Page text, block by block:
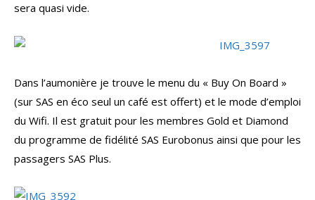
sera quasi vide.
Dans l’aumonière je trouve le menu du « Buy On Board »
(sur SAS en éco seul un café est offert) et le mode d’emploi
du Wifi. Il est gratuit pour les membres Gold et Diamond
du programme de fidélité SAS Eurobonus ainsi que pour les
passagers SAS Plus.